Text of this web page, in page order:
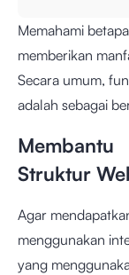
Memahami
memberikan
Secara umum,
adalah sebagai
Membantu
Struktur
Agar
menggunakan
yang